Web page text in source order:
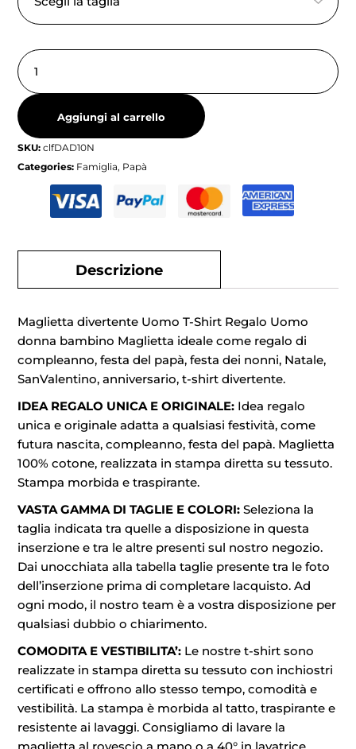
Aggiungi al carrello
SKU:clfDAD10N
Categories: Famiglia, Papà
Descrizione
Maglietta divertente Uomo T-Shirt Regalo Uomo
donna bambino Maglietta ideale come regalo di
compleanno, festa del papà, festa dei nonni, Natale,
SanValentino, anniversario, t-shirt divertente.
IDEA REGALO UNICA E ORIGINALE: Idea regalo
unica e originale adatta a qualsiasi festività, come
futura nascita, compleanno, festa del papà. Maglietta
100% cotone, realizzata in stampa diretta su tessuto.
Stampa morbida e traspirante.
VASTA GAMMA DI TAGLIE E COLORI:Seleziona la
taglia indicata tra quelle a disposizione in questa
inserzione e tra le altre presenti sul nostro negozio.
Dai unocchiata alla tabella taglie presente tra le foto
dell’inserzione prima di completare lacquisto. Ad
ogni modo, il nostro team è a vostra disposizione per
qualsiasi dubbio o chiarimento.
COMODITA E VESTIBILITA’: Le nostre t-shirt sono
realizzate in stampa diretta su tessuto con inchiostri
certificati e offrono allo stesso tempo, comodità e
vestibilità. La stampa è morbida al tatto, traspirante e
resistente ai lavaggi. Consigliamo di lavare la